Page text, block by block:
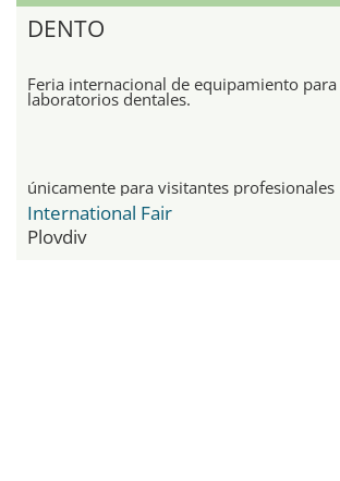
DENTO
Feria internacional de equipamiento
laboratorios dentales.
únicamente para visitantes profesionales
International Fair
Plovdiv